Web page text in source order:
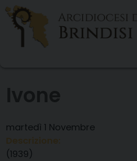
Skip
content
martedì 1 Novembre
(1939)